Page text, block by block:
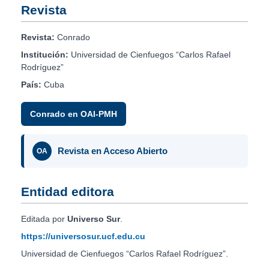
Revista
Revista: Conrado
Institución: Universidad de Cienfuegos “Carlos Rafael
Rodríguez”
País: Cuba
Conrado en OAI-PMH
OA Revista en Acceso Abierto
Entidad editora
Editada por Universo Sur.
https://universosur.ucf.edu.cu
Universidad de Cienfuegos “Carlos Rafael Rodríguez”.